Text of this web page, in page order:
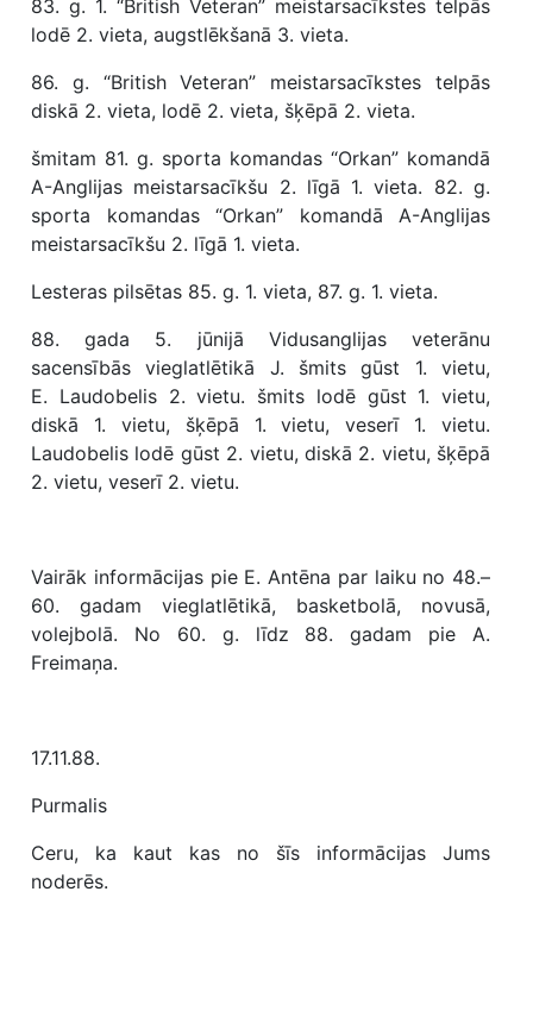
83. g. 1. “British Veteran” meistarsacīkstes telpās
lodē 2. vieta, augstlēkšanā 3. vieta.
86. g. “British Veteran” meistarsacīkstes telpās
diskā 2. vieta, lodē 2. vieta, šķēpā 2. vieta.
šmitam 81. g. sporta komandas “Orkan” komandā
A-Anglijas meistarsacīkšu 2. līgā 1. vieta. 82. g.
sporta komandas “Orkan” komandā A-Anglijas
meistarsacīkšu 2. līgā 1. vieta.
Lesteras pilsētas 85. g. 1. vieta, 87. g. 1. vieta.
88. gada 5. jūnijā Vidusanglijas veterānu
sacensībās vieglatlētikā J. šmits gūst 1. vietu,
E. Laudobelis 2. vietu. šmits lodē gūst 1. vietu,
diskā 1. vietu, šķēpā 1. vietu, veserī 1. vietu.
Laudobelis lodē gūst 2. vietu, diskā 2. vietu, šķēpā
2. vietu, veserī 2. vietu.
Vairāk informācijas pie E. Antēna par laiku no 48.–
60. gadam vieglatlētikā, basketbolā, novusā,
volejbolā. No 60. g. līdz 88. gadam pie A.
Freimaņa.
17.11.88.
Purmalis
Ceru, ka kaut kas no šīs informācijas Jums
noderēs.